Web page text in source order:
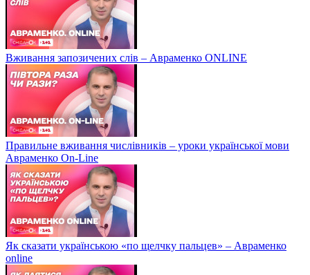
Вживання запозичених слів – Авраменко ONLINE
Правильне вживання числівників – уроки української мови
Авраменко On-Line
Як сказати українською «по щелчку пальцев» – Авраменко
online